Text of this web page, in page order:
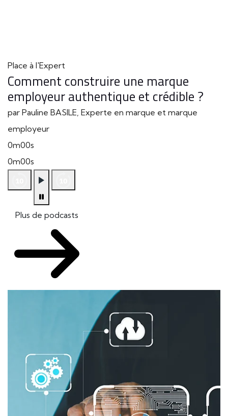
Place à l'Expert
Comment construire une marque
employeur authentique et crédible ?
par Pauline BASILE, Experte en marque et marque
employeur
0m00s
0m00s
Plus de podcasts